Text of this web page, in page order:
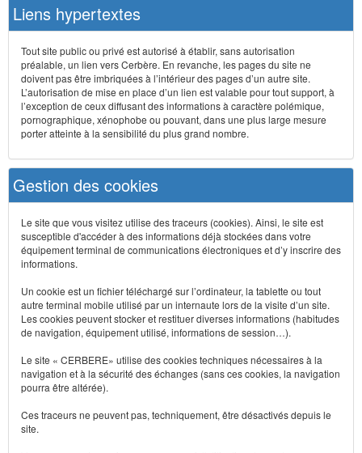
Liens hypertextes
Tout site public ou privé est autorisé à établir, sans autorisation
préalable, un lien vers Cerbère. En revanche, les pages du site ne
doivent pas être imbriquées à l’intérieur des pages d’un autre site.
L’autorisation de mise en place d’un lien est valable pour tout support, à
l’exception de ceux diffusant des informations à caractère polémique,
pornographique, xénophobe ou pouvant, dans une plus large mesure
porter atteinte à la sensibilité du plus grand nombre.
Gestion des cookies
Le site que vous visitez utilise des traceurs (cookies). Ainsi, le site est
susceptible d'accéder à des informations déjà stockées dans votre
équipement terminal de communications électroniques et d’y inscrire des
informations.
Un cookie est un fichier téléchargé sur l’ordinateur, la tablette ou tout
autre terminal mobile utilisé par un internaute lors de la visite d’un site.
Les cookies peuvent stocker et restituer diverses informations (habitudes
de navigation, équipement utilisé, informations de session…).
Le site « CERBERE» utilise des cookies techniques nécessaires à la
navigation et à la sécurité des échanges (sans ces cookies, la navigation
pourra être altérée).
Ces traceurs ne peuvent pas, techniquement, être désactivés depuis le
site.